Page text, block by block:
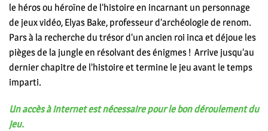
le héros ou héroïne de l’histoire en incarnant un personnage
de jeux vidéo, Elyas Bake, professeur d’archéologie de renom.
Pars à la recherche du trésor d’un ancien roi inca et déjoue les
pièges de la jungle en résolvant des énigmes ! Arrive jusqu’au
dernier chapitre de l’histoire et termine le jeu avant le temps
imparti.
Un accès à internet est nécessaire pour le bon déroulement du
jeu.